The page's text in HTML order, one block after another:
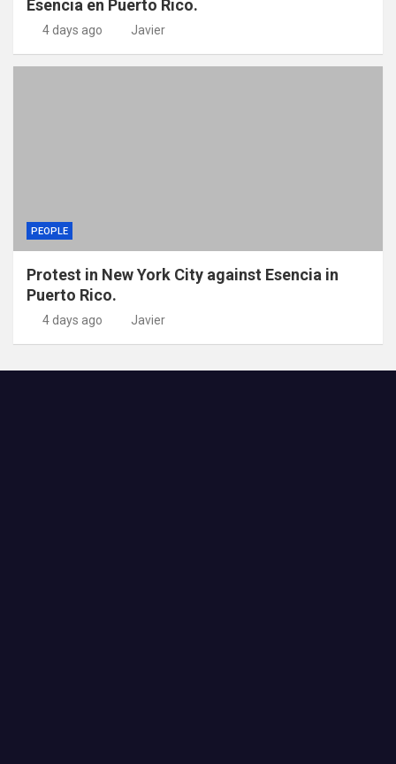
Esencia en Puerto Rico.
4 days ago Javier
PEOPLE
Protest in New York City against Esencia in
Puerto Rico.
4 days ago Javier